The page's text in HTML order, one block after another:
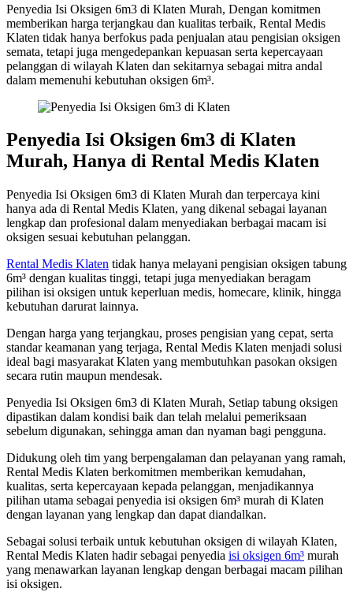
Penyedia Isi Oksigen 6m3 di Klaten Murah, Dengan komitmen
memberikan harga terjangkau dan kualitas terbaik, Rental Medis
Klaten tidak hanya berfokus pada penjualan atau pengisian oksigen
semata, tetapi juga mengedepankan kepuasan serta kepercayaan
pelanggan di wilayah Klaten dan sekitarnya sebagai mitra andal
dalam memenuhi kebutuhan oksigen 6m³.
Penyedia Isi Oksigen 6m3 di Klaten
Murah, Hanya di Rental Medis Klaten
Penyedia Isi Oksigen 6m3 di Klaten Murah dan terpercaya kini
hanya ada di Rental Medis Klaten, yang dikenal sebagai layanan
lengkap dan profesional dalam menyediakan berbagai macam isi
oksigen sesuai kebutuhan pelanggan.
Rental Medis Klaten tidak hanya melayani pengisian oksigen tabung
6m³ dengan kualitas tinggi, tetapi juga menyediakan beragam
pilihan isi oksigen untuk keperluan medis, homecare, klinik, hingga
kebutuhan darurat lainnya.
Dengan harga yang terjangkau, proses pengisian yang cepat, serta
standar keamanan yang terjaga, Rental Medis Klaten menjadi solusi
ideal bagi masyarakat Klaten yang membutuhkan pasokan oksigen
secara rutin maupun mendesak.
Penyedia Isi Oksigen 6m3 di Klaten Murah, Setiap tabung oksigen
dipastikan dalam kondisi baik dan telah melalui pemeriksaan
sebelum digunakan, sehingga aman dan nyaman bagi pengguna.
Didukung oleh tim yang berpengalaman dan pelayanan yang ramah,
Rental Medis Klaten berkomitmen memberikan kemudahan,
kualitas, serta kepercayaan kepada pelanggan, menjadikannya
pilihan utama sebagai penyedia isi oksigen 6m³ murah di Klaten
dengan layanan yang lengkap dan dapat diandalkan.
Sebagai solusi terbaik untuk kebutuhan oksigen di wilayah Klaten,
Rental Medis Klaten hadir sebagai penyedia isi oksigen 6m³ murah
yang menawarkan layanan lengkap dengan berbagai macam pilihan
isi oksigen.